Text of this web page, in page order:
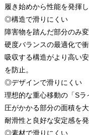
履き始めから性能を発揮
◎構造で滑りにくい
障害物を踏んだ部分のみ
硬度バランスの最適化で
吸収する構造がより高い
を防止。
◎デザインで滑りにくい
理想的な重心移動の「S
圧がかかる部分の面積を大
耐滑性と良好な安定感を発
◎素材で滑りにくい